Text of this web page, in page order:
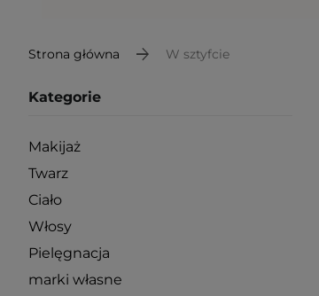
Strona główna W sztyfcie
Kategorie
Makijaż
Twarz
Ciało
Włosy
Pielęgnacja
marki własne